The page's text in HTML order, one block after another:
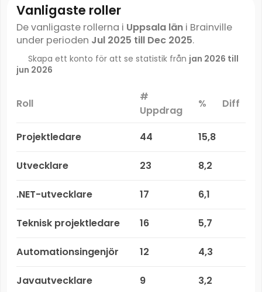
Vanligaste roller
De vanligaste rollerna i Uppsala läni Brainville
under perioden Jul 2025 till Dec 2025.
Skapa ett konto för att se statistik från jan 2026 till
jun 2026
Roll
#
Uppdrag
% Diff
Projektledare 44 15,8
Utvecklare 23 8,2
.NET-utvecklare 17 6,1
Teknisk projektledare 16 5,7
Automationsingenjör 12 4,3
Javautvecklare 9 3,2